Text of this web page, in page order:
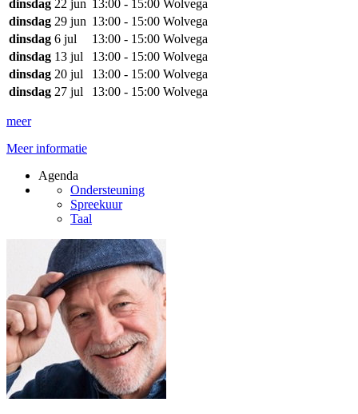
dinsdag 22 jun 13:00 - 15:00 Wolvega
dinsdag 29 jun 13:00 - 15:00 Wolvega
dinsdag 6 jul 13:00 - 15:00 Wolvega
dinsdag 13 jul 13:00 - 15:00 Wolvega
dinsdag 20 jul 13:00 - 15:00 Wolvega
dinsdag 27 jul 13:00 - 15:00 Wolvega
meer
Meer informatie
Agenda
Ondersteuning
Spreekuur
Taal